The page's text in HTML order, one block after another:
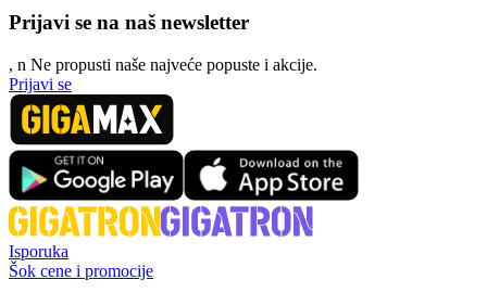
Prijavi se na naš newsletter
, n Ne propusti naše najveće popuste i akcije.
Prijavi se
Isporuka
Šok cene i promocije